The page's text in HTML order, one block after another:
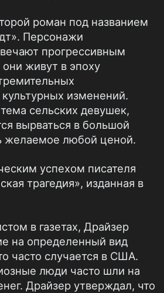
роман под названием
Персонажи
прогрессивным
они живут в эпоху
изменений.
сельских девушек,
вырваться в большой
желаемое любой ценой.
успехом писателя
трагедия», изданная в
в газетах, Драйзер
на определенный вид
часто случается в США.
люди часто шли на
Драйзер утверждал, что